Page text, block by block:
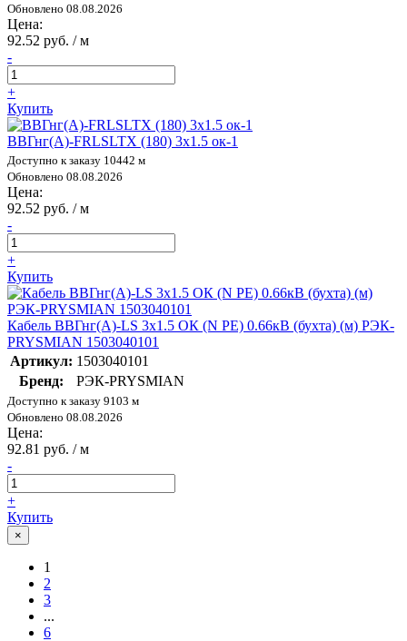
Обновлено 08.08.2026
Цена:
92.52 руб. / м
-
+
Купить
ВВГнг(А)-FRLSLTX (180) 3х1.5 ок-1
Доступно к заказу 10442 м
Обновлено 08.08.2026
Цена:
92.52 руб. / м
-
+
Купить
Кабель ВВГнг(А)-LS 3х1.5 ОК (N PE) 0.66кВ (бухта) (м) РЭК-
PRYSMIAN 1503040101
Артикул: 1503040101
Бренд:
РЭК-PRYSMIAN
Доступно к заказу 9103 м
Обновлено 08.08.2026
Цена:
92.81 руб. / м
-
+
Купить
×
1
2
3
...
6